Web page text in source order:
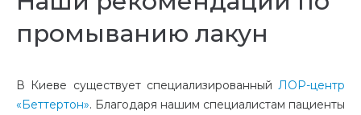
промыванию лакун
В Киеве существует специализированный ЛОР-центр
«Беттертон». Благодаря нашим специалистам пациенты